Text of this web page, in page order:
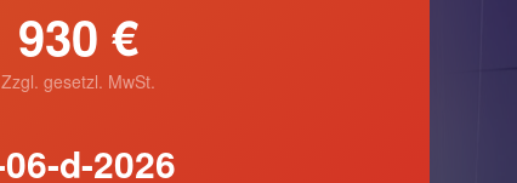
930 €
Zzgl. gesetzl. MwSt.